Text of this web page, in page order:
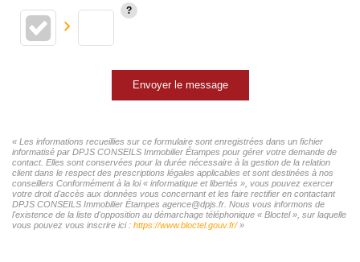
Envoyer le message
« Les informations recueillies sur ce formulaire sont enregistrées dans un fichier
informatisé par DPJS CONSEILS Immobilier Étampes pour gérer votre demande de
contact. Elles sont conservées pour la durée nécessaire à la gestion de la relation
client dans le respect des prescriptions légales applicables et sont destinées à nos
conseillers Conformément à la loi « informatique et libertés », vous pouvez exercer
votre droit d'accès aux données vous concernant et les faire rectifier en contactant
DPJS CONSEILS Immobilier Étampes agence@dpjs.fr. Nous vous informons de
l'existence de la liste d'opposition au démarchage téléphonique « Bloctel », sur laquelle
vous pouvez vous inscrire ici : https://www.bloctel.gouv.fr/»